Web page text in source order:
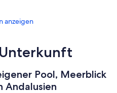
anzeigen
Pool, Meerblick
Andalusien